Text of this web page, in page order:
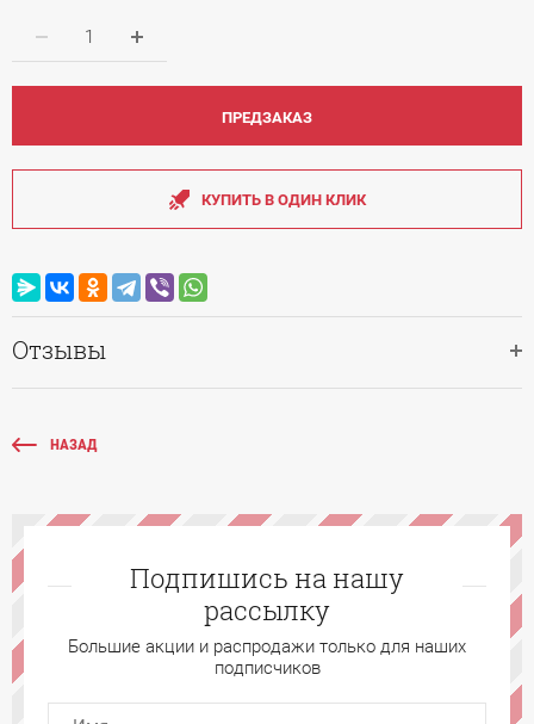
ПРЕДЗАКАЗ
КУПИТЬ В ОДИН КЛИК
Отзывы
НАЗАД
Подпишись на нашу
рассылку
Большие акции и распродажи только для наших
подписчиков